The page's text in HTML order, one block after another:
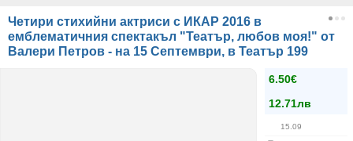
Четири стихийни актриси с ИКАР 2016 в
емблематичния спектакъл "Театър, любов моя!" от
Валери Петров - на 15 Септември, в Театър 199
6.50€
12.71лв
15.09